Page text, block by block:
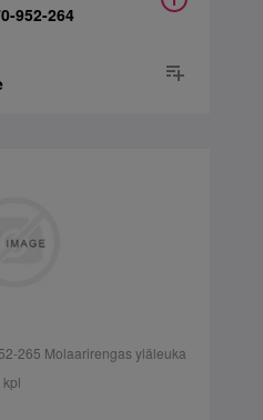
952-264
265 Molaarirengas yläleuka